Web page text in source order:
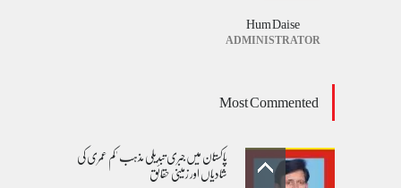
Hum Daise
ADMINISTRATOR
Most Commented
پاکستان میں جبری تبدیلی مذہب 'کم عمری کی
شادیاں اور زمینی حقائق